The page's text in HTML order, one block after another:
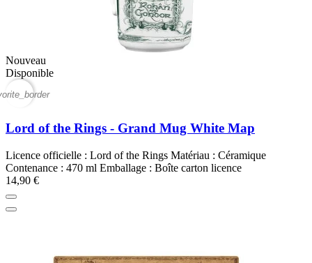
Nouveau
Disponible
Lord of the Rings - Grand Mug White Map
Licence officielle : Lord of the Rings Matériau : Céramique
Contenance : 470 ml Emballage : Boîte carton licence
14,90 €